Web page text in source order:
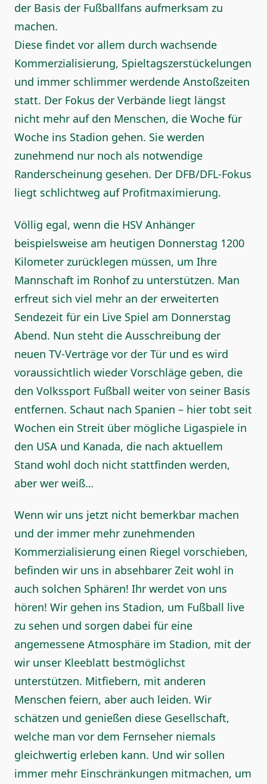
der Basis der Fußballfans aufmerksam zu
machen.
Diese findet vor allem durch wachsende
Kommerzialisierung, Spieltagszerstückelungen
und immer schlimmer werdende Anstoßzeiten
statt. Der Fokus der Verbände liegt längst
nicht mehr auf den Menschen, die Woche für
Woche ins Stadion gehen. Sie werden
zunehmend nur noch als notwendige
Randerscheinung gesehen. Der DFB/DFL-Fokus
liegt schlichtweg auf Profitmaximierung.
Völlig egal, wenn die HSV Anhänger
beispielsweise am heutigen Donnerstag 1200
Kilometer zurücklegen müssen, um Ihre
Mannschaft im Ronhof zu unterstützen. Man
erfreut sich viel mehr an der erweiterten
Sendezeit für ein Live Spiel am Donnerstag
Abend. Nun steht die Ausschreibung der
neuen TV-Verträge vor der Tür und es wird
voraussichtlich wieder Vorschläge geben, die
den Volkssport Fußball weiter von seiner Basis
entfernen. Schaut nach Spanien – hier tobt seit
Wochen ein Streit über mögliche Ligaspiele in
den USA und Kanada, die nach aktuellem
Stand wohl doch nicht stattfinden werden,
aber wer weiß…
Wenn wir uns jetzt nicht bemerkbar machen
und der immer mehr zunehmenden
Kommerzialisierung einen Riegel vorschieben,
befinden wir uns in absehbarer Zeit wohl in
auch solchen Sphären! Ihr werdet von uns
hören! Wir gehen ins Stadion, um Fußball live
zu sehen und sorgen dabei für eine
angemessene Atmosphäre im Stadion, mit der
wir unser Kleeblatt bestmöglichst
unterstützen. Mitfiebern, mit anderen
Menschen feiern, aber auch leiden. Wir
schätzen und genießen diese Gesellschaft,
welche man vor dem Fernseher niemals
gleichwertig erleben kann. Und wir sollen
immer mehr Einschränkungen mitmachen, um